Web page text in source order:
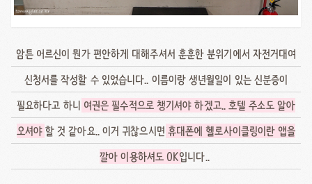
암튼 어르신이 뭔가 편안하게 대해주셔서 훈훈한 분위기에서 자전거대여
신청서를 작성할 수 있었습니다.. 이름이랑 생년월일이 있는 신분증이
필요하다고 하니 여권은 필수적으로 챙기셔야 하겠고.. 호텔 주소도 알아
오셔야할 것 같아요.. 이거 귀찮으시면 휴대폰에 헬로사이클링이란 앱을
깔아 이용하셔도 OK입니다..